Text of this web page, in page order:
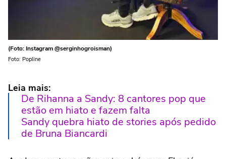
(Foto: Instagram @serginhogroisman)
Foto: Popline
Leia mais:
De Rihanna a Sandy: 8 cantores pop que
estão em hiato e fazem falta
Sandy quebra hiato de stories após pedido
de Bruna Biancardi